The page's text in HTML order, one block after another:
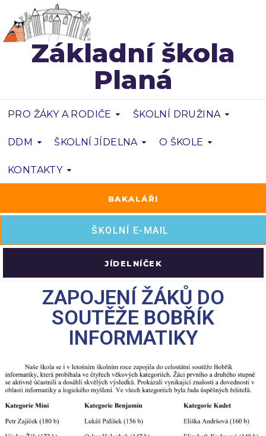
Základní škola
Planá
PRO ŽÁKY A RODIČE ŠKOLNÍ DRUŽINA
DDM ŠKOLNÍ JÍDELNA O ŠKOLE
KONTAKTY
BAKALÁŘI
ŠKOLNÍ E-MAIL
JÍDELNÍČEK
ZAPOJENÍ ŽÁKŮ DO
SOUTĚŽE BOBŘÍK
INFORMATIKY